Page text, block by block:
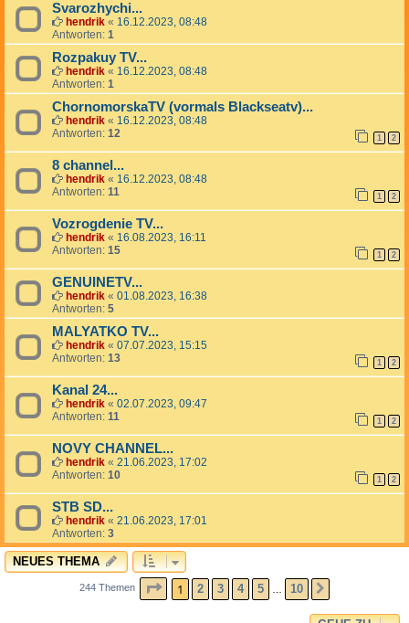
Svarozhychi...
hendrik « 16.12.2023, 08:48
Antworten: 1
Rozpakuy TV...
hendrik « 16.12.2023, 08:48
Antworten: 1
ChornomorskaTV (vormals Blackseatv)...
hendrik « 16.12.2023, 08:48
Antworten: 12 1 2
8 channel...
hendrik « 16.12.2023, 08:48
Antworten: 11 1 2
Vozrogdenie TV...
hendrik « 16.08.2023, 16:11
Antworten: 15 1 2
GENUINETV...
hendrik « 01.08.2023, 16:38
Antworten: 5
MALYATKO TV...
hendrik « 07.07.2023, 15:15
Antworten: 13 1 2
Kanal 24...
hendrik « 02.07.2023, 09:47
Antworten: 11 1 2
NOVY CHANNEL...
hendrik « 21.06.2023, 17:02
Antworten: 10 1 2
STB SD...
hendrik « 21.06.2023, 17:01
Antworten: 3
NEUES THEMA
244 Themen SEITE1 VON10
1 2 3 4 5 10